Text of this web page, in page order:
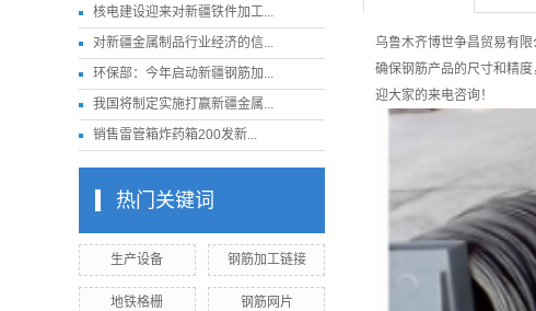
核电建设迎来对新疆铁件加工...
对新疆金属制品行业经济的信...
环保部：今年启动新疆钢筋加...
我国将制定实施打赢新疆金属...
销售雷管箱炸药箱200发新...
热门关键词
生产设备 钢筋加工链接
地铁格栅 钢筋网片
乌鲁木齐博世争昌贸易有
确保钢筋产品的尺寸和精
迎大家的来电咨询！